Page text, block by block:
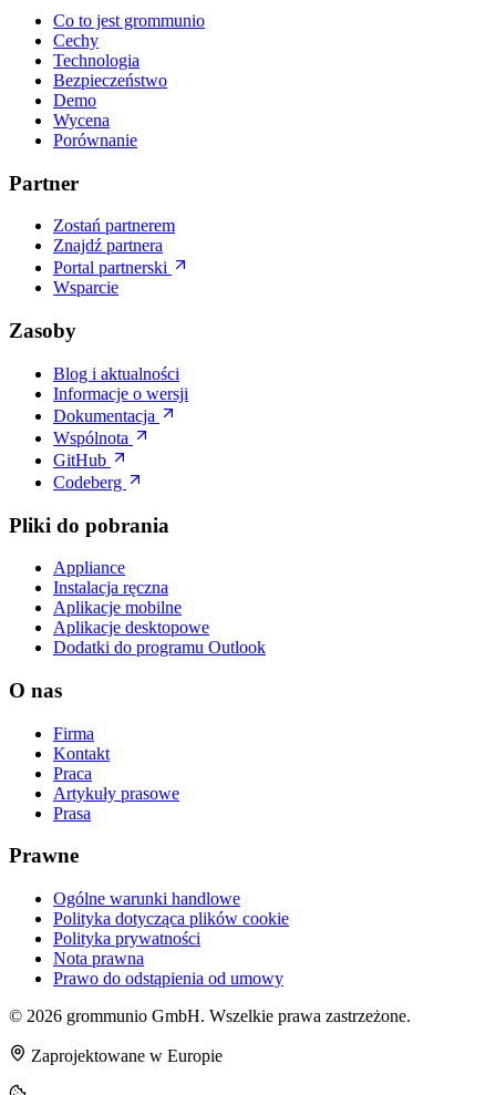
Co to jest grommunio
Cechy
Technologia
Bezpieczeństwo
Demo
Wycena
Porównanie
Partner
Zostań partnerem
Znajdź partnera
Portal partnerski
Wsparcie
Zasoby
Blog i aktualności
Informacje o wersji
Dokumentacja
Wspólnota
GitHub
Codeberg
Pliki do pobrania
Appliance
Instalacja ręczna
Aplikacje mobilne
Aplikacje desktopowe
Dodatki do programu Outlook
O nas
Firma
Kontakt
Praca
Artykuły prasowe
Prasa
Prawne
Ogólne warunki handlowe
Polityka dotycząca plików cookie
Polityka prywatności
Nota prawna
Prawo do odstąpienia od umowy
© 2026 grommunio GmbH. Wszelkie prawa zastrzeżone.
Zaprojektowane w Europie